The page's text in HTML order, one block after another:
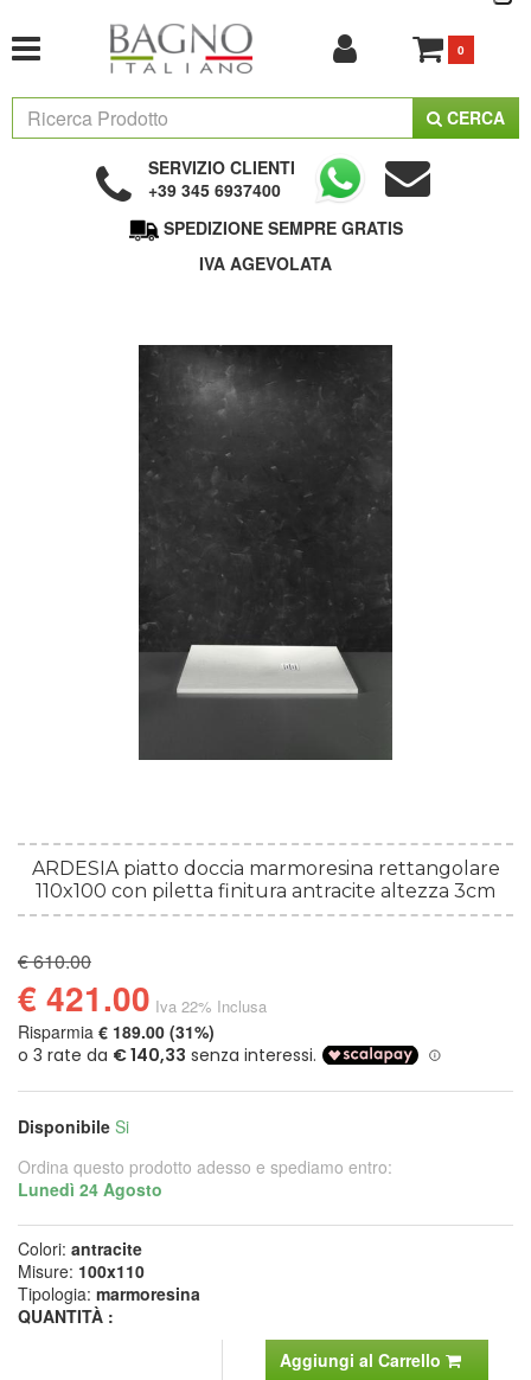
0
CERCA
SERVIZIO CLIENTI
+39 345 6937400
SPEDIZIONE SEMPRE GRATIS
IVA AGEVOLATA
ARDESIA piatto doccia marmoresina rettangolare
110x100 con piletta finitura antracite altezza 3cm
€ 610.00
€ 421.00 Iva 22% Inclusa
Risparmia € 189.00 (31%)
Disponibile Si
Ordina questo prodotto adesso e spediamo entro:
Lunedì 24 Agosto
Colori: antracite
Misure: 100x110
Tipologia: marmoresina
QUANTITÀ :
Aggiungi al Carrello